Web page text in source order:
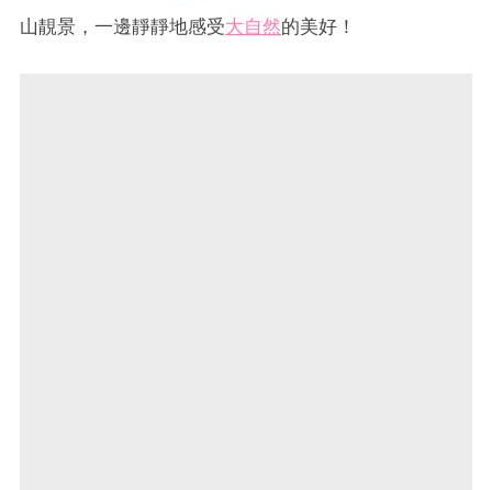
山靚景，一邊靜靜地感受大自然的美好！